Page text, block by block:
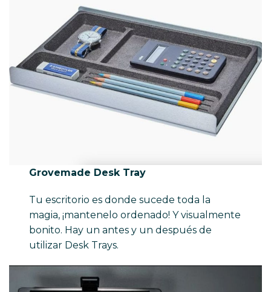
Grovemade Desk Tray
Tu escritorio es donde sucede toda la
magia, ¡mantenelo ordenado! Y visualmente
bonito. Hay un antes y un después de
utilizar Desk Trays.